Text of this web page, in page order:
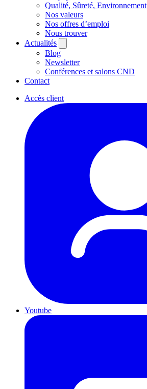
Qualité, Sûreté, Environnement
Nos valeurs
Nos offres d’emploi
Nous trouver
Actualités
Blog
Newsletter
Conférences et salons CND
Contact
Accès client
Youtube